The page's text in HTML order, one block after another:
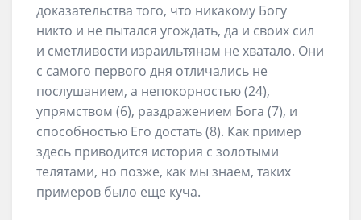
доказательства того, что никакому Богу
никто и не пытался угождать, да и своих сил
и сметливости израильтянам не хватало. Они
с самого первого дня отличались не
послушанием, а непокорностью (24),
упрямством (6), раздражением Бога (7), и
способностью Его достать (8). Как пример
здесь приводится история с золотыми
телятами, но позже, как мы знаем, таких
примеров было еще куча.